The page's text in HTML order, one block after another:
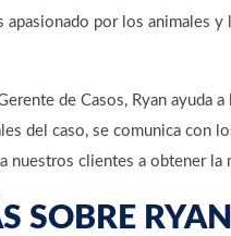
apasionado por los animales
de Casos, Ryan ayuda
del caso, se comunica con
nuestros clientes a obtener
SOBRE RYAN